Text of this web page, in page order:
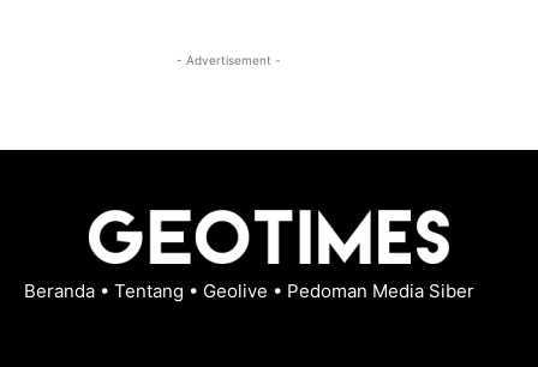
- Advertisement -
Beranda • Tentang • Geolive • Pedoman Media Siber